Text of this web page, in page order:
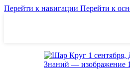
Перейти к навигации Перейти к